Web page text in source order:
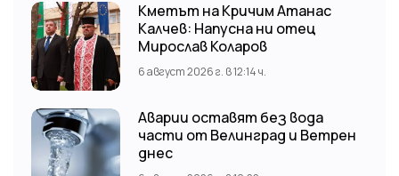
Кметът на Кричим Атанас
Калчев: Напусна ни отец
Мирослав Коларов
6 август 2026 г. в 12:14 ч.
Аварии оставят без вода
части от Велинград и Ветрен
днес